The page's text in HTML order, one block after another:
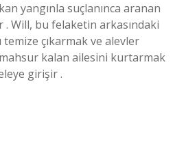
yangınla suçlanınca aranan
Will, bu felaketin arkasındaki
temize çıkarmak ve alevler
kalan ailesini kurtarmak
girişir .